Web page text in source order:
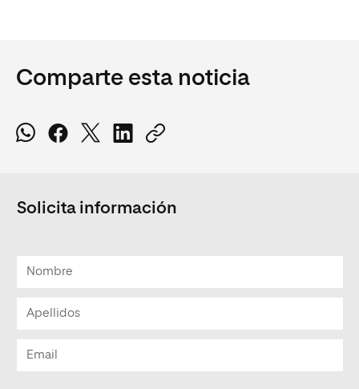
Comparte esta noticia
Solicita información